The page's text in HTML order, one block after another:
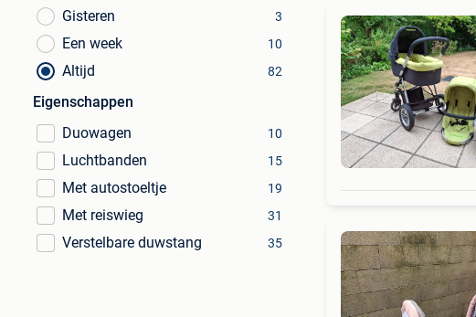
Gisteren 3
Een week 10
Altijd 82
Eigenschappen
Duowagen
10
Luchtbanden 15
Met autostoeltje 19
Met reiswieg 31
Verstelbare duwstang 35